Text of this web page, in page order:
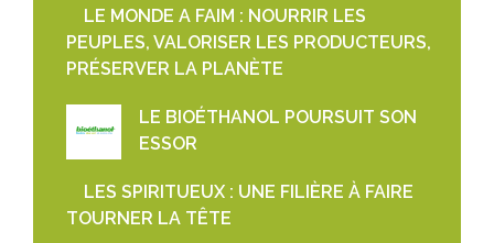
LE MONDE A FAIM : NOURRIR LES
PEUPLES, VALORISER LES PRODUCTEURS,
PRÉSERVER LA PLANÈTE
LE BIOÉTHANOL POURSUIT SON
ESSOR
LES SPIRITUEUX : UNE FILIÈRE À FAIRE
TOURNER LA TÊTE